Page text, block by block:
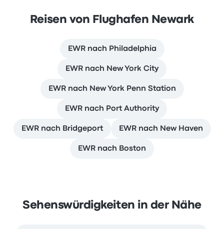
Reisen von Flughafen Newark
EWR nach Philadelphia
EWR nach New York City
EWR nach New York Penn Station
EWR nach Port Authority
EWR nach Bridgeport EWR nach New Haven
EWR nach Boston
Sehenswürdigkeiten in der Nähe